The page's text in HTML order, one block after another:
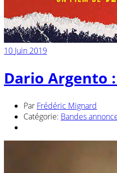
10 Juin 2019
Dario Argento
Par Frédéric Mignard
Catégorie: Bandes